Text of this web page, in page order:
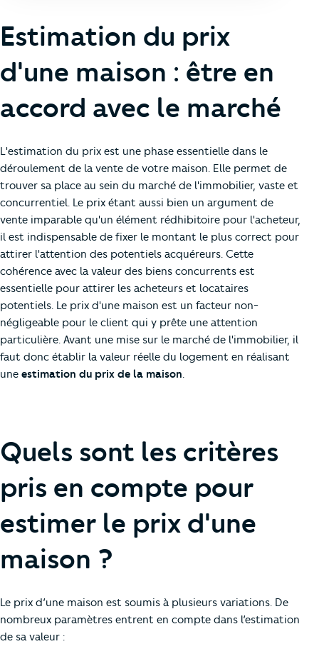
Estimation du prix
d'une maison : être en
accord avec le marché
L'estimation du prix est une phase essentielle dans le
déroulement de la vente de votre maison. Elle permet de
trouver sa place au sein du marché de l'immobilier, vaste et
concurrentiel. Le prix étant aussi bien un argument de
vente imparable qu'un élément rédhibitoire pour l'acheteur,
il est indispensable de fixer le montant le plus correct pour
attirer l'attention des potentiels acquéreurs. Cette
cohérence avec la valeur des biens concurrents est
essentielle pour attirer les acheteurs et locataires
potentiels. Le prix d'une maison est un facteur non-
négligeable pour le client qui y prête une attention
particulière. Avant une mise sur le marché de l'immobilier, il
faut donc établir la valeur réelle du logement en réalisant
une estimation du prix de la maison.
Quels sont les critères
pris en compte pour
estimer le prix d'une
maison ?
Le prix d’une maison est soumis à plusieurs variations. De
nombreux paramètres entrent en compte dans l’estimation
de sa valeur :